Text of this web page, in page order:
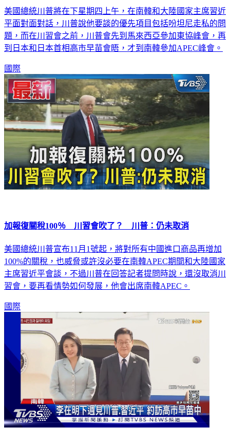
美國總統川普將在下星期四上午，在南韓和大陸國家主席習近
平面對面對話，川普說他要談的優先項目包括吩坦尼走私的問
題，而在川習會之前，川普會先到馬來西亞參加東協峰會，再
到日本和日本首相高市早苗會晤，才到南韓參加APEC峰會。
國際
加報復關稅100％ 川習會吹了？ 川普：仍未取消
美國總統川普宣布11月1號起，將對所有中國進口商品再增加
100%的關稅，也威脅或許沒必要在南韓APEC期間和大陸國家
主席習近平會談，不過川普在回答記者提問時說，還沒取消川
習會，要再看情勢如何發展，他會出席南韓APEC。
國際